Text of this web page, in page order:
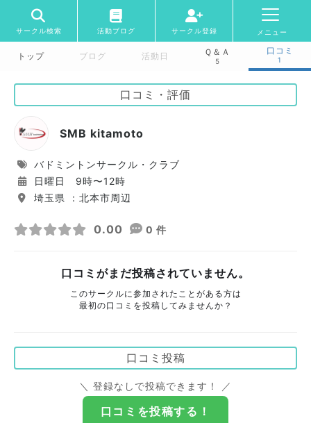
サークル検索 活動ブログ サークル登録 メニュー
トップ ブログ 活動日 Ｑ＆Ａ
5
口コミ
1
口コミ・評価
SMB kitamoto
バドミントンサークル・クラブ
日曜日 9時〜12時
埼玉県 ：北本市周辺
0.00 0 件
口コミがまだ投稿されていません。
このサークルに参加されたことがある方は
最初の口コミを投稿してみませんか？
口コミ投稿
＼ 登録なしで投稿できます！ ／
口コミを投稿する！